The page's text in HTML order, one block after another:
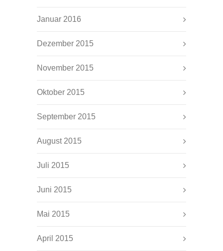
Januar 2016
Dezember 2015
November 2015
Oktober 2015
September 2015
August 2015
Juli 2015
Juni 2015
Mai 2015
April 2015